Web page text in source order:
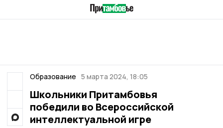
Образование 5 марта 2024, 18:05
Школьники Притамбовья
победили во Всероссийской
интеллектуальной игре